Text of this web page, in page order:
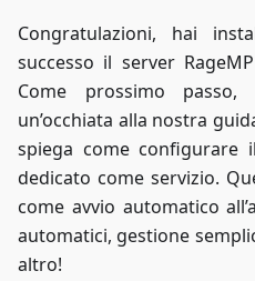
Congratulazioni, hai
successo il server
Come prossimo
un’occhiata alla nostra
spiega come configurare
dedicato come servizio.
come avvio automatico
automatici, gestione
altro!